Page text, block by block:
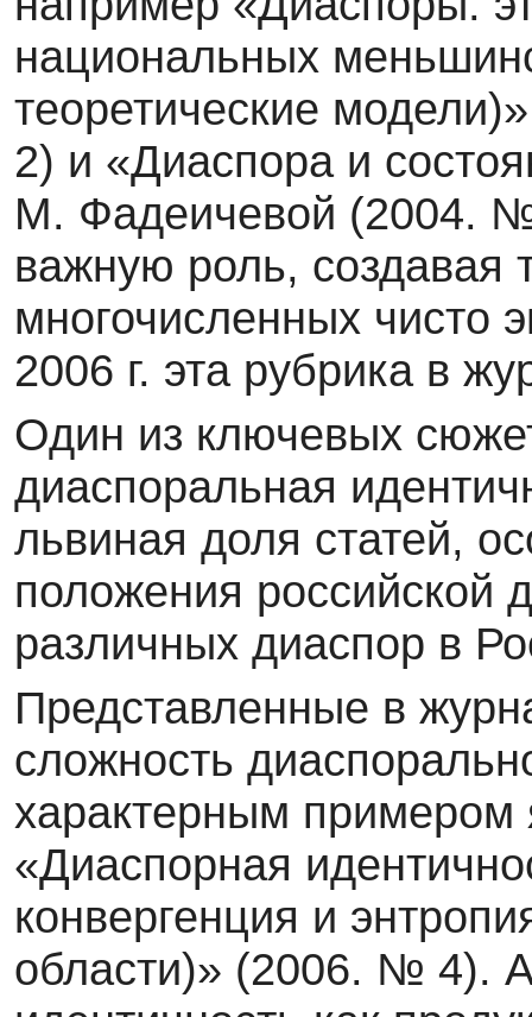
национальных
теоретические
2) и «Диаспора и
М. Фадеичевой (2004.
важную роль, создавая
многочисленных чисто
2006 г. эта рубрика в
Один из ключевых
диаспоральная
львиная доля статей,
положения рос­сийской
различных диаспор в
Представленные в
сложность
характерным примером
«Диаспорная
конвергенция и
области)» (2006. № 4).